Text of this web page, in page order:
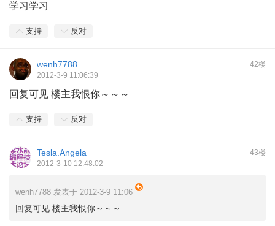
学习学习
支持 反对
42楼
wenh7788
2012-3-9 11:06:39
回复可见 楼主我恨你～～～
支持 反对
43楼
Tesla.Angela
2012-3-10 12:48:02
wenh7788 发表于 2012-3-9 11:06
回复可见 楼主我恨你～～～